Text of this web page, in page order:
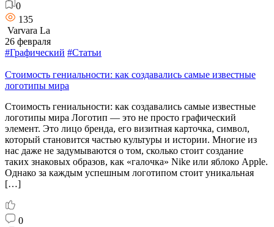
0
135
Varvara La
26 февраля
#Графический #Статьи
Стоимость гениальности: как создавались самые известные
логотипы мира
Стоимость гениальности: как создавались самые известные
логотипы мира Логотип — это не просто графический
элемент. Это лицо бренда, его визитная карточка, символ,
который становится частью культуры и истории. Многие из
нас даже не задумываются о том, сколько стоит создание
таких знаковых образов, как «галочка» Nike или яблоко Apple.
Однако за каждым успешным логотипом стоит уникальная
[…]
0